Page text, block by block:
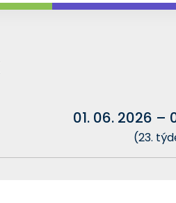
01. 06. 2026 –
(23.